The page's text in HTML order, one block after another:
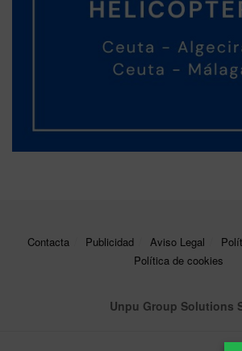
Contacta Publicidad Aviso Legal
Política de cookies
Unpu Group Solutions